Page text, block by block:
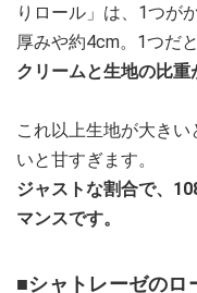
りロール」は、1つが
厚みや約4cm。1つだ
クリームと生地の比重
これ以上生地が大き
いと甘すぎます。
ジャストな割合で、
マンスです。
■シャトレーゼのロ